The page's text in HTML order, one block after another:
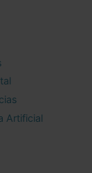
Artificial